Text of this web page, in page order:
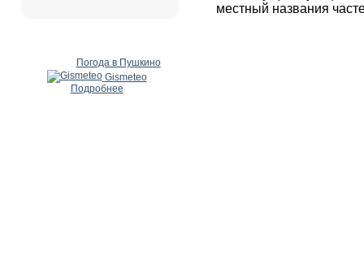
Погода в Пушкино
Gismeteo
Подробнее
местный названия